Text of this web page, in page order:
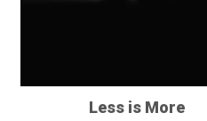
Less is More